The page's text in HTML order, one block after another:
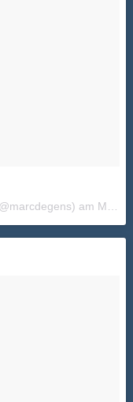
am Mai 24, 2018 um 11:23 PDT